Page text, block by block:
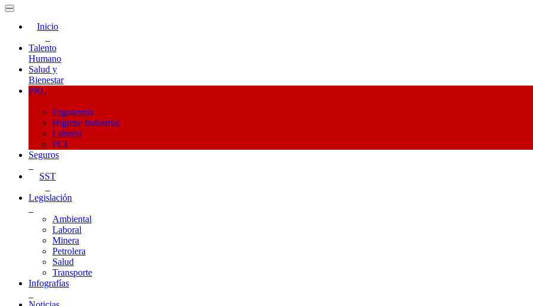
Inicio
Talento
Humano
Salud y
Bienestar
PRL
Ergonomía
Higiene Industrial
Laboral
PCI
Seguros
SST
Legislación
Ambiental
Laboral
Minera
Petrolera
Salud
Transporte
Infografías